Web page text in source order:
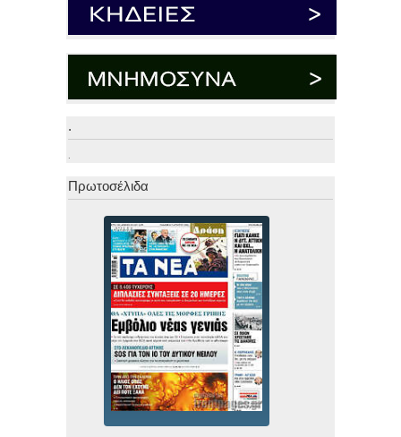
.
.
Πρωτοσέλιδα